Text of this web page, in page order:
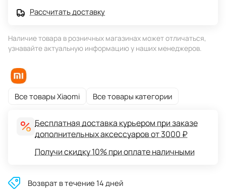
Рассчитать доставку
Наличие товара в розничных магазинах может отличаться,
узнавайте актуальную информацию у наших менеджеров.
Все товары Xiaomi Все товары категории
Бесплатная доставка курьером при заказе
дополнительных аксессуаров от 3000 ₽
Получи скидку 10% при оплате наличными
Возврат в течение 14 дней